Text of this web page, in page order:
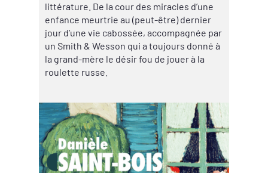
littérature. De la cour des miracles d’une
enfance meurtrie au (peut-être) dernier
jour d’une vie cabossée, accompagnée par
un Smith & Wesson qui a toujours donné à
la grand-mère le désir fou de jouer à la
roulette russe.